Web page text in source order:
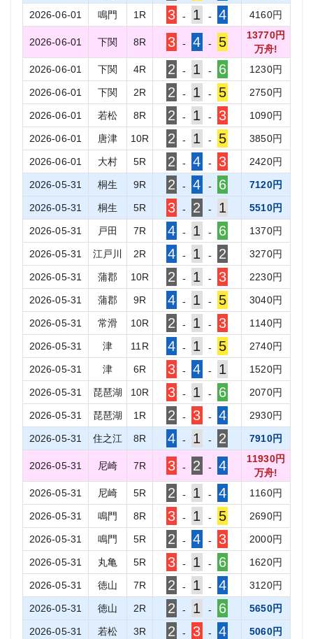
2026-06-01 鳴門 1 R 3 - 1 - 4 4160円
2026-06-01 下関 8R 3 - 4 - 5 13770円
万舟!
2026-06-01
下関 4R 2 - 1 - 6 1230円
2026-06-01 下関 2R 2 - 1 - 5 2750円
2026-06-01 若松 8R 2 - 1 - 3 1090円
2026-06-01 唐津 10R 2 - 1 - 5 3850円
2026-06-01 大村 5R 2 - 4 - 3 2420円
2026-05-31 桐生 9R 2 - 4 - 6 7120円
2026-05-31 桐生 5R 3 - 2 - 1 5510円
2026-05-31 戸田 7R 4 - 1 - 6 1370円
2026-05-31 江戸川 2R 4 - 1 - 2 3270円
2026-05-31 蒲郡 10R 2 - 1 - 3 2230円
2026-05-31 蒲郡 9R 4 - 1 - 5 3040円
2026-05-31 常滑 10R 2 - 1 - 3 1140円
2026-05-31 津 11 R 4 - 1 - 5 2740円
2026-05-31 津 6R 3 - 4 - 1 1520円
2026-05-31 琵琶湖 10R 3 - 1 - 6 2070円
2026-05-31 琵琶湖 1 R 2 - 3 - 4 2930円
2026-05-31 住之江 8R 4 - 1 - 2 7910円
2026-05-31 尼崎 7R 3 - 2 - 4 11930円
万舟!
2026-05-31
尼崎 5R 2 - 1 - 4 1160円
2026-05-31 鳴門 8R 3 - 1 - 5 2690円
2026-05-31 鳴門 5R 2 - 4 - 3 2000円
2026-05-31 丸亀 5R 3 - 1 - 6 1620円
2026-05-31 徳山 7R 2 - 1 - 4 3120円
2026-05-31 徳山 2R 2 - 1 - 6 5650円
2026-05-31 若松 3R 2 - 3 - 4 5060円